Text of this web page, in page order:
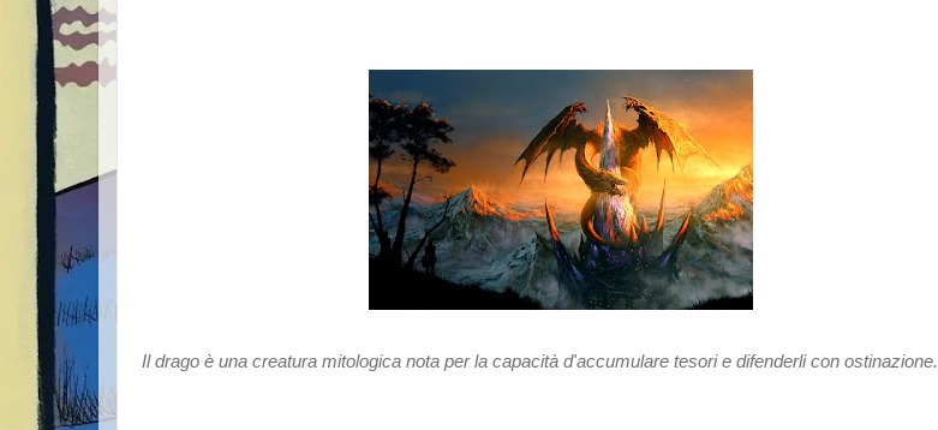
Il drago è una creatura mitologica nota per la capacità d'accumulare tesori e difenderli con ostinazione.